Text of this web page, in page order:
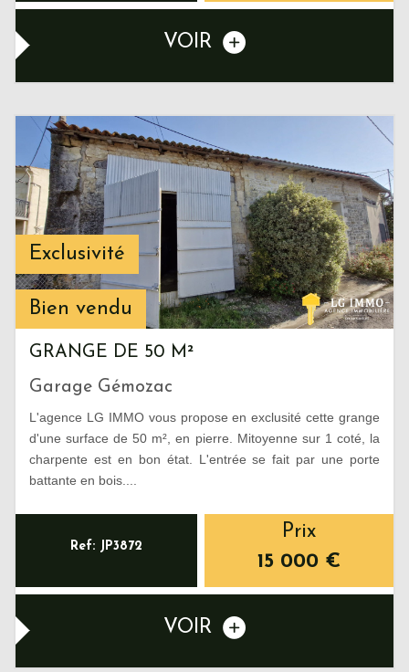
VOIR
Bien vendu
Exclusivité
GRANGE DE 50 M²
Garage Gémozac
L'agence LG IMMO vous propose en exclusité cette grange
d'une surface de 50 m², en pierre. Mitoyenne sur 1 coté, la
charpente est en bon état. L'entrée se fait par une porte
battante en bois....
Ref: JP3872
Prix
15 000 €
VOIR